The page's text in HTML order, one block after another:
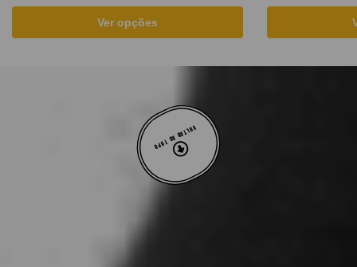
Ver opções
VOLTAR AO TOPO